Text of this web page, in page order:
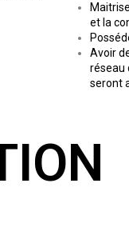
et la
Avoir
réseau
seront